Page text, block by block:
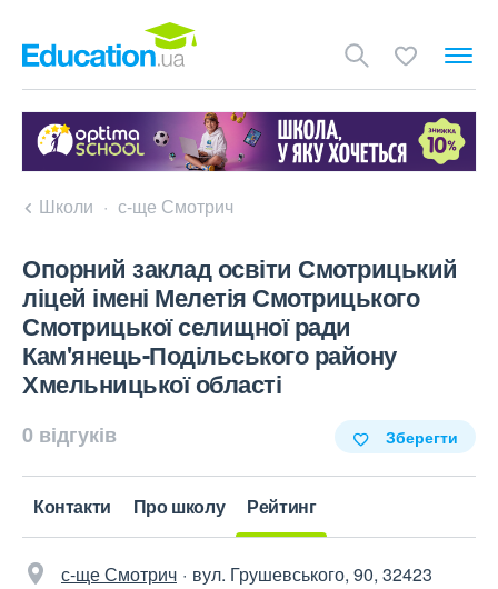
Школи с-ще Смотрич
Опорний заклад освіти Смотрицький
ліцей імені Мелетія Смотрицького
Смотрицької селищної ради
Кам'янець-Подільського району
Хмельницької області
0 відгуків Зберегти
Контакти Про школу Рейтинг
с-ще Смотрич
вул. Грушевського, 90, 32423